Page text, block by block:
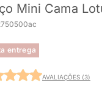
Mini Cama
entrega
AVALIAÇÕES (3)